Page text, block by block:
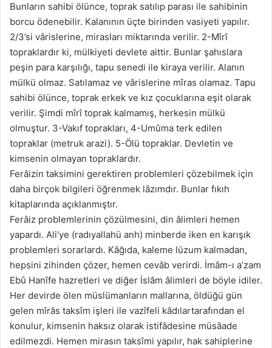
Bunların sahibi ölünce, toprak satılıp parası ile sahibinin
borcu ödenebilir. Kalanının üçte birinden vasiyeti yapılır.
2/3’si vârislerine, mirasları miktarında verilir. 2-Mîrî
topraklardır ki, mülkiyeti devlete aittir. Bunlar şahıslara
peşin para karşılığı, tapu senedi ile kiraya verilir. Alanın
mülkü olmaz. Satılamaz ve vârislerine mîras olamaz. Tapu
sahibi ölünce, toprak erkek ve kız çocuklarına eşit olarak
verilir. Şimdi mîrî toprak kalmamış, herkesin mülkü
olmuştur. 3-Vakıf toprakları, 4-Umûma terk edilen
topraklar (metruk arazi). 5-Ölü topraklar. Devletin ve
kimsenin olmayan topraklardır.
Ferâizin taksimini gerektiren problemleri çözebilmek için
daha birçok bilgileri öğrenmek lâzımdır. Bunlar fıkıh
kitaplarında açıklanmıştır.
Ferâiz problemlerinin çözülmesini, din âlimleri hemen
yapardı. Ali’ye (radıyallahü anh) minberde iken en karışık
problemleri sorarlardı. Kâğıda, kaleme lüzum kalmadan,
hepsini zihinden çözer, hemen cevâb verirdi. İmâm-ı a’zam
Ebû Hanîfe hazretleri ve diğer İslâm âlimleri de böyle idiler.
Her devirde ölen müslümanların mallarına, öldüğü gün
gelen mîrâs taksîm işleri ile vazîfeli kâdılartarafından el
konulur, kimsenin haksız olarak istifâdesine müsâade
edilmezdi. Hemen mirasın taksîmi yapılır, hak sahiplerine